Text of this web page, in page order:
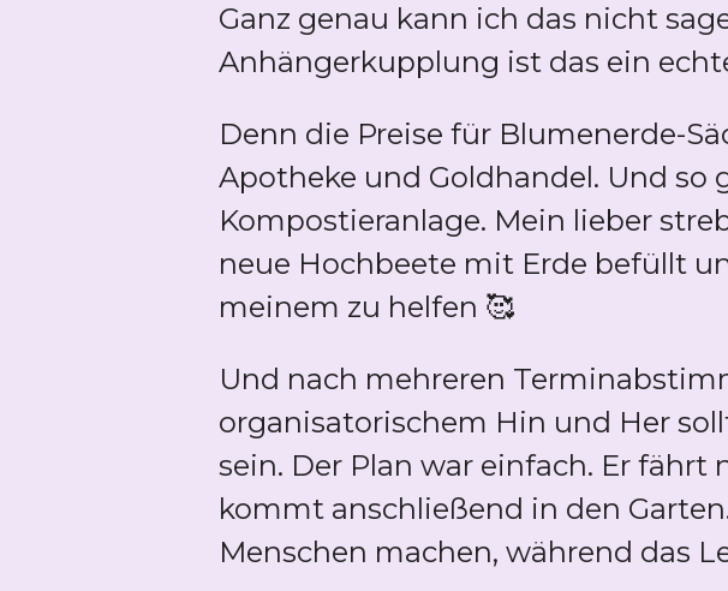
Ganz genau kann ich das nicht
Anhängerkupplung ist das ein
Denn die Preise für Blumenerde-
Apotheke und Goldhandel. Und so
Kompostieranlage. Mein lieber
neue Hochbeete mit Erde befüllt
meinem zu helfen 🥰
Und nach mehreren
organisatorischem Hin und Her
sein. Der Plan war einfach. Er
kommt anschließend in den
Menschen machen, während das